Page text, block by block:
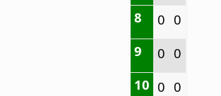
8
0 0
9
0 0
10 0 0